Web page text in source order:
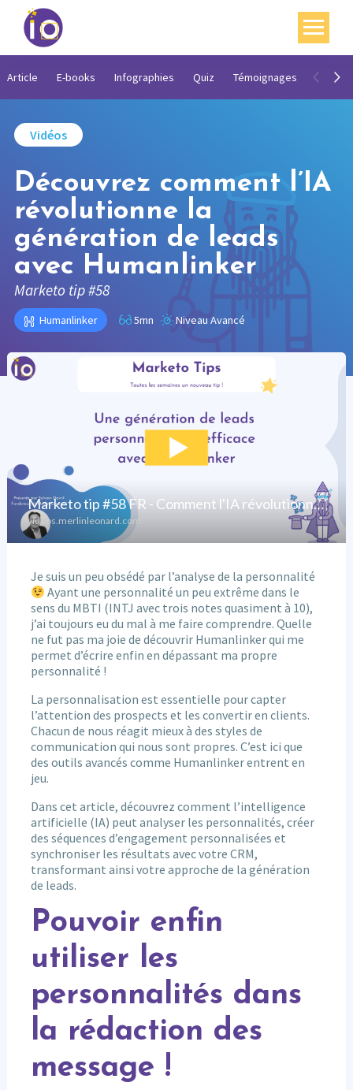
Vos enjeux
Académie
Ressources
Agenda
Contact
Mon compte
English
Article E-books Infographies Quiz Témoignages Vidéos
Vidéos
Découvrez comment l’IA
révolutionne la
génération de leads
avec Humanlinker
Marketo tip #58
Humanlinker 5mn Niveau Avancé
Je suis un peu obsédé par l’analyse de la personnalité
Ayant une personnalité un peu extrême dans le
sens du MBTI (INTJ avec trois notes quasiment à 10),
j’ai toujours eu du mal à me faire comprendre. Quelle
ne fut pas ma joie de découvrir Humanlinker qui me
permet d’écrire enfin en dépassant ma propre
personnalité !
La personnalisation est essentielle pour capter
l’attention des prospects et les convertir en clients.
Chacun de nous réagit mieux à des styles de
communication qui nous sont propres. C’est ici que
des outils avancés comme Humanlinker entrent en
jeu.
Dans cet article, découvrez comment l’intelligence
artificielle (IA) peut analyser les personnalités, créer
des séquences d’engagement personnalisées et
synchroniser les résultats avec votre CRM,
transformant ainsi votre approche de la génération
de leads.
Pouvoir enfin
utiliser les
personnalités dans
la rédaction des
message !